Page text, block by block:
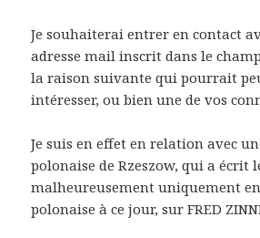
Je souhaiterai entrer en contact
adresse mail inscrit dans le
la raison suivante qui pourrait
intéresser, ou bien une de vos
Je suis en effet en relation avec
polonaise de Rzeszow, qui a écrit
malheureusement uniquement
polonaise à ce jour, sur FRED